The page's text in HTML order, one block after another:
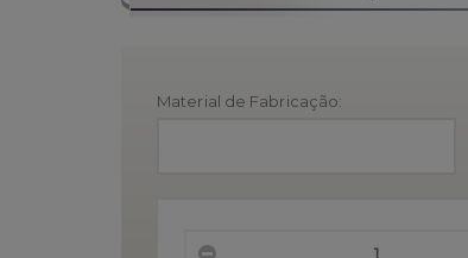
Material de Fabricação: